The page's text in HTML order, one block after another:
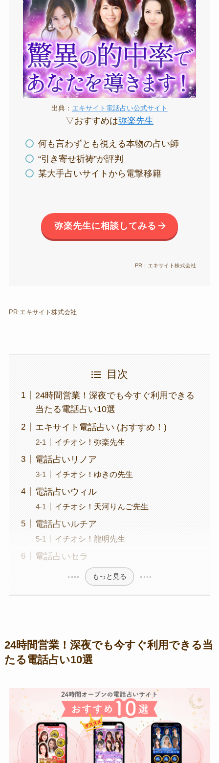
出典： エキサイト電話占い公式サイト
▽おすすめは弥楽先生
何も言わずとも視える本物の占い師
“引き寄せ祈祷”が評判
某大手占いサイトから電撃移籍
弥楽先生に相談してみる
PR：エキサイト株式会社
PR:エキサイト株式会社
目次
24時間営業！深夜でも今すぐ利用できる
当たる電話占い10選
エキサイト電話占い (おすすめ！)
イチオシ！弥楽先生
電話占いリノア
イチオシ！ゆきの先生
電話占いウィル
イチオシ！天河りんご先生
電話占いルチア
イチオシ！龍明先生
電話占いセラ
もっと見る
24時間営業！深夜でも今すぐ利用できる当
たる電話占い10選